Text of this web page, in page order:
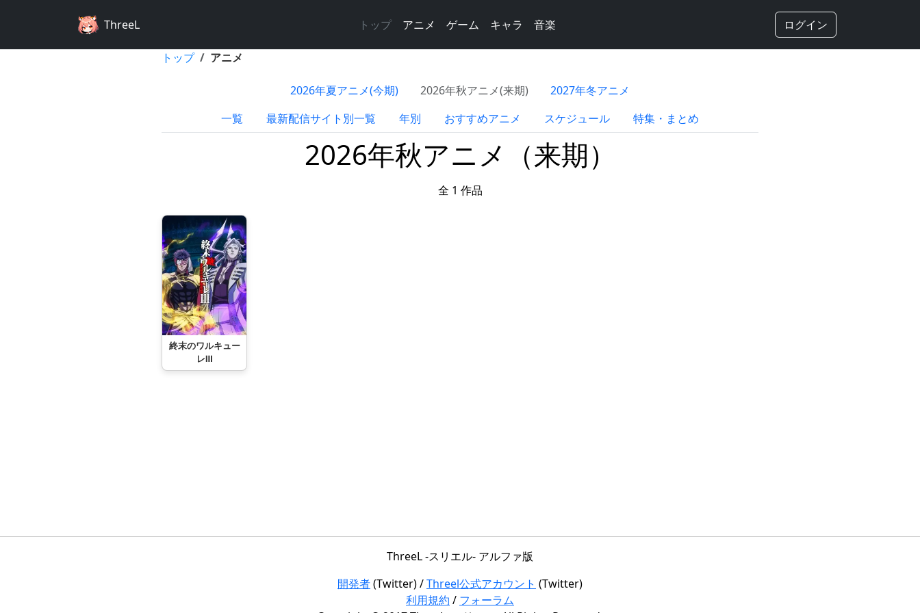
ThreeL トップ アニメ ゲーム キャラ 音楽 ログイン
トップ アニメ
2026年夏アニメ(今期) 2026年秋アニメ(来期)
2027年冬アニメ
一覧
最新配信サイト別一覧 年別 おすすめアニメ スケジュール 特集・まとめ
2026年秋アニメ（来期）
全 1 作品
終末のワルキュー
レⅢ
ThreeL -スリエル- アルファ版
開発者(Twitter) /Threel公式アカウント (Twitter)
利用規約 / フォーラム